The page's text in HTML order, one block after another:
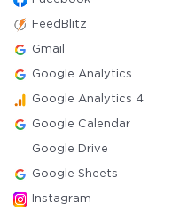
FeedBlitz
Gmail
Google Analytics
Google Analytics 4
Google Calendar
Google Drive
Google Sheets
Instagram